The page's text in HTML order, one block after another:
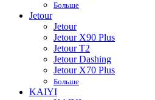
Больше
Jetour
Jetour
Jetour X90 Plus
Jetour T2
Jetour Dashing
Jetour X70 Plus
Больше
KAIYI